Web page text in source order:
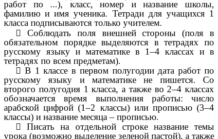
работ по ...), класс, номер и название школы,
фамилию и имя ученика. Тетради для учащихся 1
класса подписываются только учителем.
 Соблюдать поля внешней стороны (поля в
обязательном порядке выделяются в тетрадях по
русскому языку и математике в 1–4 классах и в
тетрадях по всем предметам).
 В 1 классе в первом полугодии дата работ по
русскому языку и математике не пишется. Со
второго полугодия 1 класса, а также во 2–4 классах
обозначается время выполнения работы: число
арабской цифрой (1–2 классы) или прописью (3–4
классы) и название месяца – прописью.
 Писать на отдельной строке название темы
урока (возможно выделение зеленой пастой), а также